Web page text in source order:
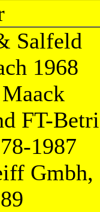
1968
1987